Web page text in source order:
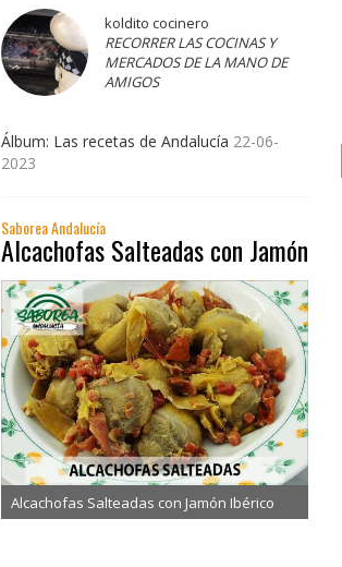
koldito cocinero
RECORRER LAS COCINAS Y
MERCADOS DE LA MANO DE
AMIGOS
Álbum: Las recetas de Andalucía 22-06-
2023
Saborea Andalucía
Alcachofas Salteadas con Jamón
Alcachofas Salteadas con Jamón Ibérico